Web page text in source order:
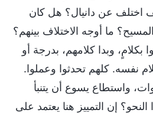
اختلف عن دانيال؟ هل كان
ما أوجه الاختلاف بينهم؟
بكلامٍ، وبدا كلامهم، بدرجة أو
نفسه. كلهم تحدثوا وعملوا.
واستطاع يسوع أن يتنبأ
إن التمييز هنا يعتمد على